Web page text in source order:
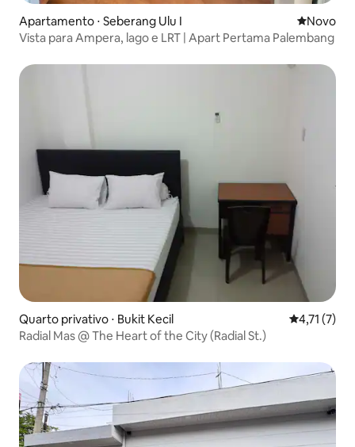
Apartamento ⋅ Seberang Ulu I Novo
Novo
Vista para Ampera, lago e LRT | Apart Pertama Palembang
Quarto privativo ⋅ Bukit Kecil 4,71 de
4,71 (7)
Radial Mas @ The Heart of the City (Radial St.)